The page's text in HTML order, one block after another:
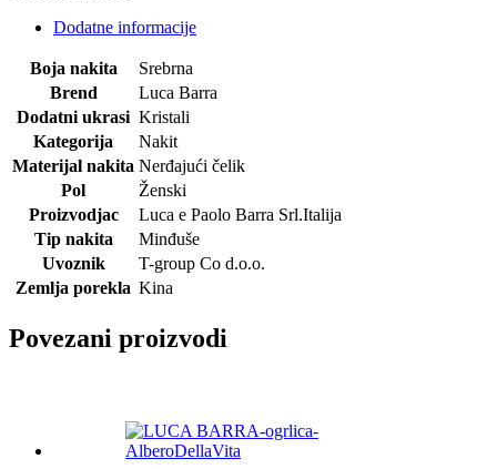
Dodatne informacije
Boja nakita
Srebrna
Brend
Luca Barra
Dodatni ukrasi Kristali
Kategorija
Nakit
Materijal nakita Nerđajući čelik
Pol
Ženski
Proizvodjac
Luca e Paolo Barra Srl.Italija
Tip nakita
Minđuše
Uvoznik
T-group Co d.o.o.
Zemlja porekla Kina
Povezani proizvodi